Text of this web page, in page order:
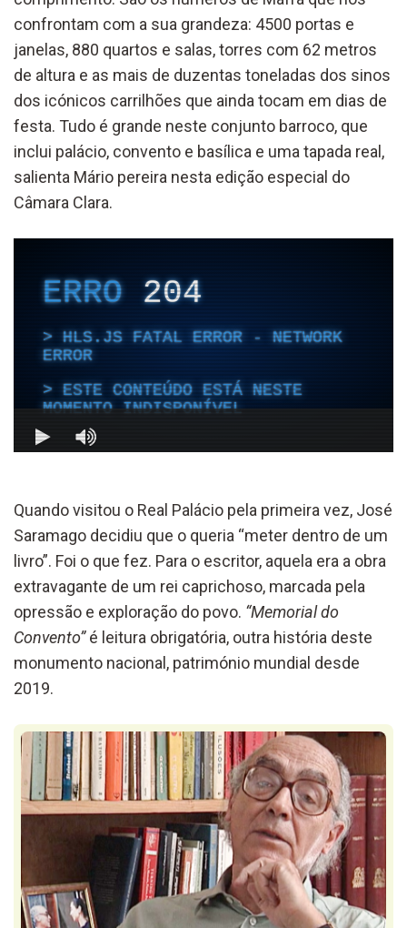
confrontam com a sua grandeza: 4500 portas e
janelas, 880 quartos e salas, torres com 62 metros
de altura e as mais de duzentas toneladas dos sinos
dos icónicos carrilhões que ainda tocam em dias de
festa. Tudo é grande neste conjunto barroco, que
inclui palácio, convento e basílica e uma tapada real,
salienta Mário pereira nesta edição especial do
Câmara Clara.
Quando visitou o Real Palácio pela primeira vez, José
Saramago decidiu que o queria “meter dentro de um
livro”. Foi o que fez. Para o escritor, aquela era a obra
extravagante de um rei caprichoso, marcada pela
opressão e exploração do povo. “Memorial do
Convento”é leitura obrigatória, outra história deste
monumento nacional, património mundial desde
2019.